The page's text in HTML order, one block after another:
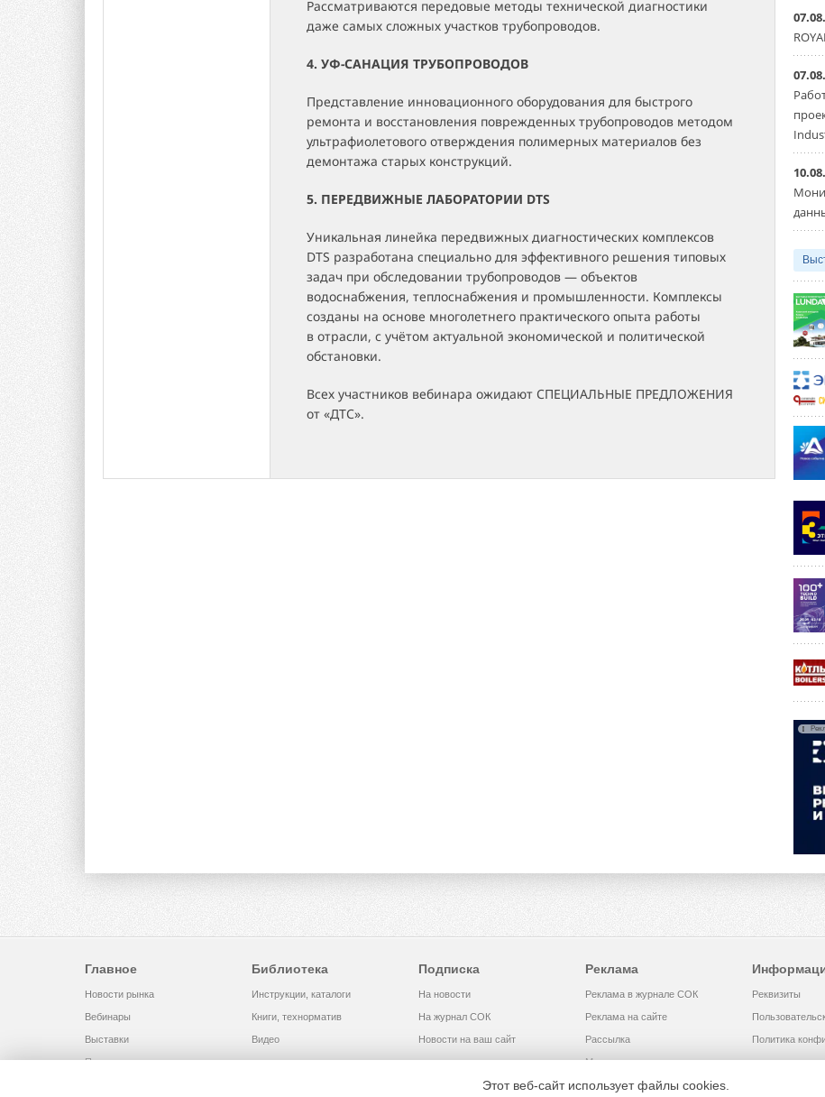
Рассматриваются передовые методы технической диагностики
даже самых сложных участков трубопроводов.
4. УФ-САНАЦИЯ ТРУБОПРОВОДОВ
Представление инновационного оборудования для быстрого
ремонта и восстановления поврежденных трубопроводов методом
ультрафиолетового отверждения полимерных материалов без
демонтажа старых конструкций.
5. ПЕРЕДВИЖНЫЕ ЛАБОРАТОРИИ DTS
Уникальная линейка передвижных диагностических комплексов
DTS разработана специально для эффективного решения типовых
задач при обследовании трубопроводов — объектов
водоснабжения, теплоснабжения и промышленности. Комплексы
созданы на основе многолетнего практического опыта работы
в отрасли, с учётом актуальной экономической и политической
обстановки.
Всех участников вебинара ожидают СПЕЦИАЛЬНЫЕ ПРЕДЛОЖЕНИЯ
от «ДТС».
Главное
Новости рынка
Вебинары
Выставки
Помощь
Библиотека
Инструкции, каталоги
Книги, технорматив
Видео
Подписка
На новости
На журнал СОК
Новости на ваш сайт
Реклама
Реклама в журнале СОК
Реклама на сайте
Рассылка
Медиакит
Реквизиты
Политика
Этот веб-сайт использует файлы cookies.